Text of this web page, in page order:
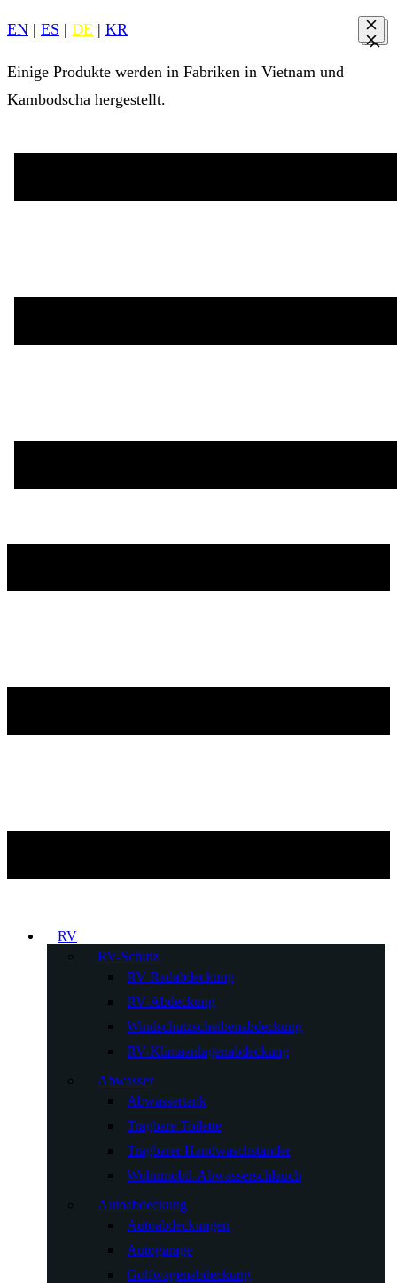
EN | ES | DE | KR
Einige Produkte werden in Fabriken in Vietnam und
Kambodscha hergestellt.
RV
RV-Schutz
RV Radabdeckung
RV-Abdeckung
Windschutzscheibenabdeckung
RV-Klimaanlagenabdeckung
Abwasser
Abwassertank
Tragbare Toilette
Tragbarer Handwaschständer
Wohnmobil-Abwasserschlauch
Autoabdeckung
Autoabdeckungen
Autogarage
Golfwagenabdeckung